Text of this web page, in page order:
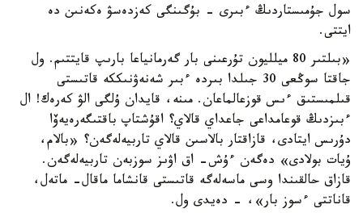
سول جۇمىستاردىڭ ءبىرى - بۇگىنگى كەزدەسۋ ەكەنىن دە
ايتتى.
«بىلتىر 80 ميلليون تۇرعىنى بار گەرمانياعا بارىپ قايتتىم. ول
جاقتا سوڭعى 30 جىلدا بىردە ءبىر شەنەۋنىككە قاتىستى
قىلمىستىق ءىس قوزعالماعان. مىنە، قايدان ۇلگى الۋ كەرەك! ال
ءبىزدىڭ قوعامداعى جاعداي قالاي؟ اقۇشتاپ باقتىگەرەيەۆا
دۇرىس ايتادى، قازاقتار بالاسىن قالاي تاربيەلەگەن؟ «بالام،
ۇيات بولادى» دەگەن ءۇش- اق اۋىز سوزبەن تاربيەلەگەن.
قازاق حالقىندا وسى ماسەلەگە قاتىستى قانشاما ماقال- ماتەل،
قاناتتى ءسوز بار»، - دەيدى ول.